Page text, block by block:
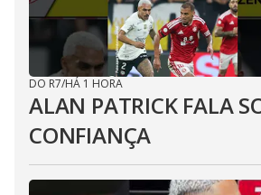
DO R7/HÁ 1 HORA
ALAN PATRICK FALA
CONFIANÇA